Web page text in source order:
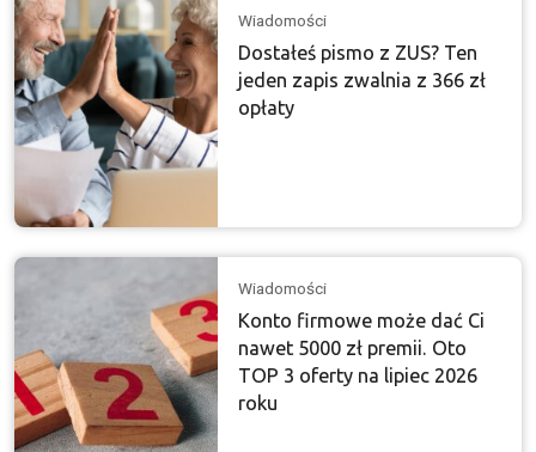
Wiadomości
Dostałeś pismo z ZUS? Ten
jeden zapis zwalnia z 366 zł
opłaty
Wiadomości
Konto firmowe może dać Ci
nawet 5000 zł premii. Oto
TOP 3 oferty na lipiec 2026
roku